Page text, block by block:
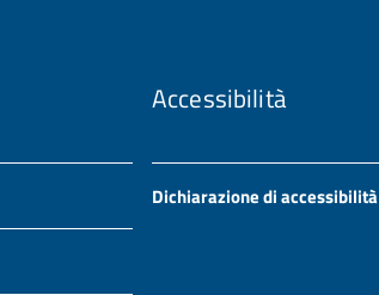
Accessibilità
Dichiarazione di accessibilità